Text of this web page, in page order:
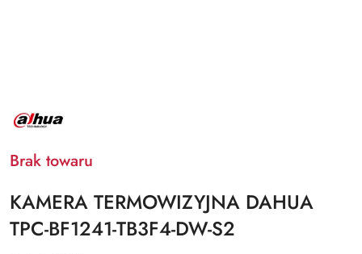
NAZWA
PRODUCENTA:
Brak towaru
KAMERA TERMOWIZYJNA DAHUA
TPC-BF1241-TB3F4-DW-S2